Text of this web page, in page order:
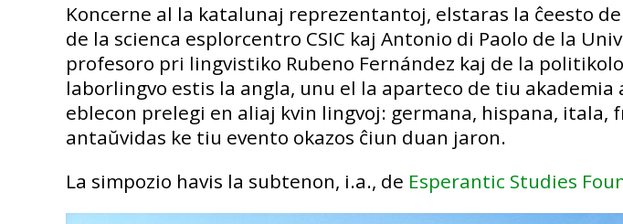
Koncerne al la katalunaj reprezentantoj, elstaras la ĉeesto
de la scienca esplorcentro CSIC kaj Antonio di Paolo de la
profesoro pri lingvistiko Rubeno Fernández kaj de la
laborlingvo estis la angla, unu el la aparteco de tiu akademia
eblecon prelegi en aliaj kvin lingvoj: germana, hispana, itala,
antaŭvidas ke tiu evento okazos ĉiun duan jaron.
La simpozio havis la subtenon, i.a., de Esperantic Studies